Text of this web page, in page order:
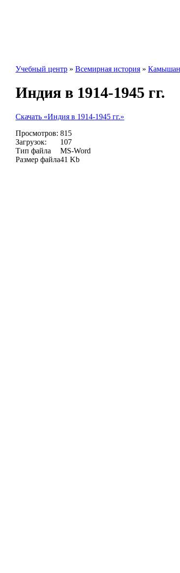
Учебный центр » Всемирная история »
Индия в 1914-1945 гг.
Скачать «Индия в 1914-1945 гг.»
Просмотров: 815
Загрузок:
107
Тип файла
MS-Word
Размер файла41 Kb